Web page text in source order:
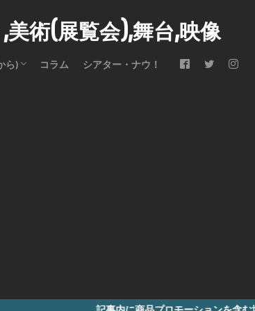
,美術(展覧会),舞台,映像
ら) コラム シアター・ナウ！